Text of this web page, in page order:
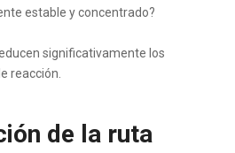
estable y concentrado?
significativamente los
reacción.
de la ruta